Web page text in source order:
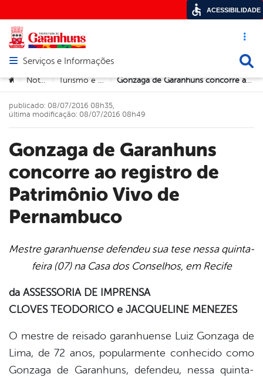
Acesso
Abrir menu principal de navegação
Serviços e Informações
Você está aqui:
> Notícias > Turismo e Cultura > Gonzaga de Garanhuns concorre ao registro de Patrimônio Vivo de Pernambuco
Gonzaga de Garanhuns
concorre ao registro de
Patrimônio Vivo de
Pernambuco
publicado: 08/07/2016 08h35,
última modificação: 08/07/2016 08h49
Mestre garanhuense defendeu sua tese nessa quinta-
feira (07) na Casa dos Conselhos, em Recife
da ASSESSORIA DE IMPRENSA
CLOVES TEODORICO e JACQUELINE MENEZES
O mestre de reisado garanhuense Luiz Gonzaga de
Lima, de 72 anos, popularmente conhecido como
Gonzaga de Garanhuns, defendeu, nessa quinta-
ACESSIBILIDADE